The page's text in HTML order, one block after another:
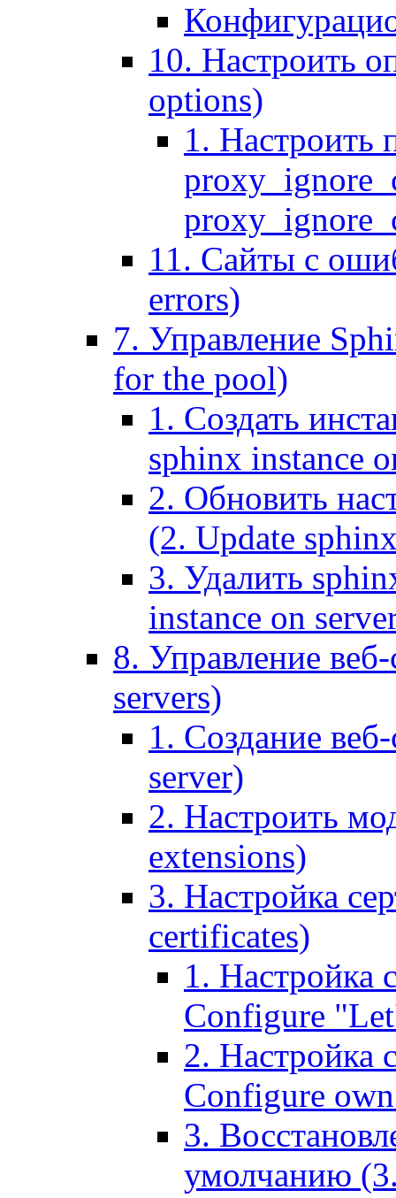
10. Настроить
options)
1. Настроить
11. Сайты с
errors)
7. Управление
for the pool)
1. Создать
sphinx instance
2. Обновить
(2. Update
3. Удалить
instance on
8. Управление
servers)
1. Создание
server)
2. Настроить
extensions)
3. Настройка
certificates)
1. Настройка
Configure
2. Настройка
Configure
3.
умолчанию